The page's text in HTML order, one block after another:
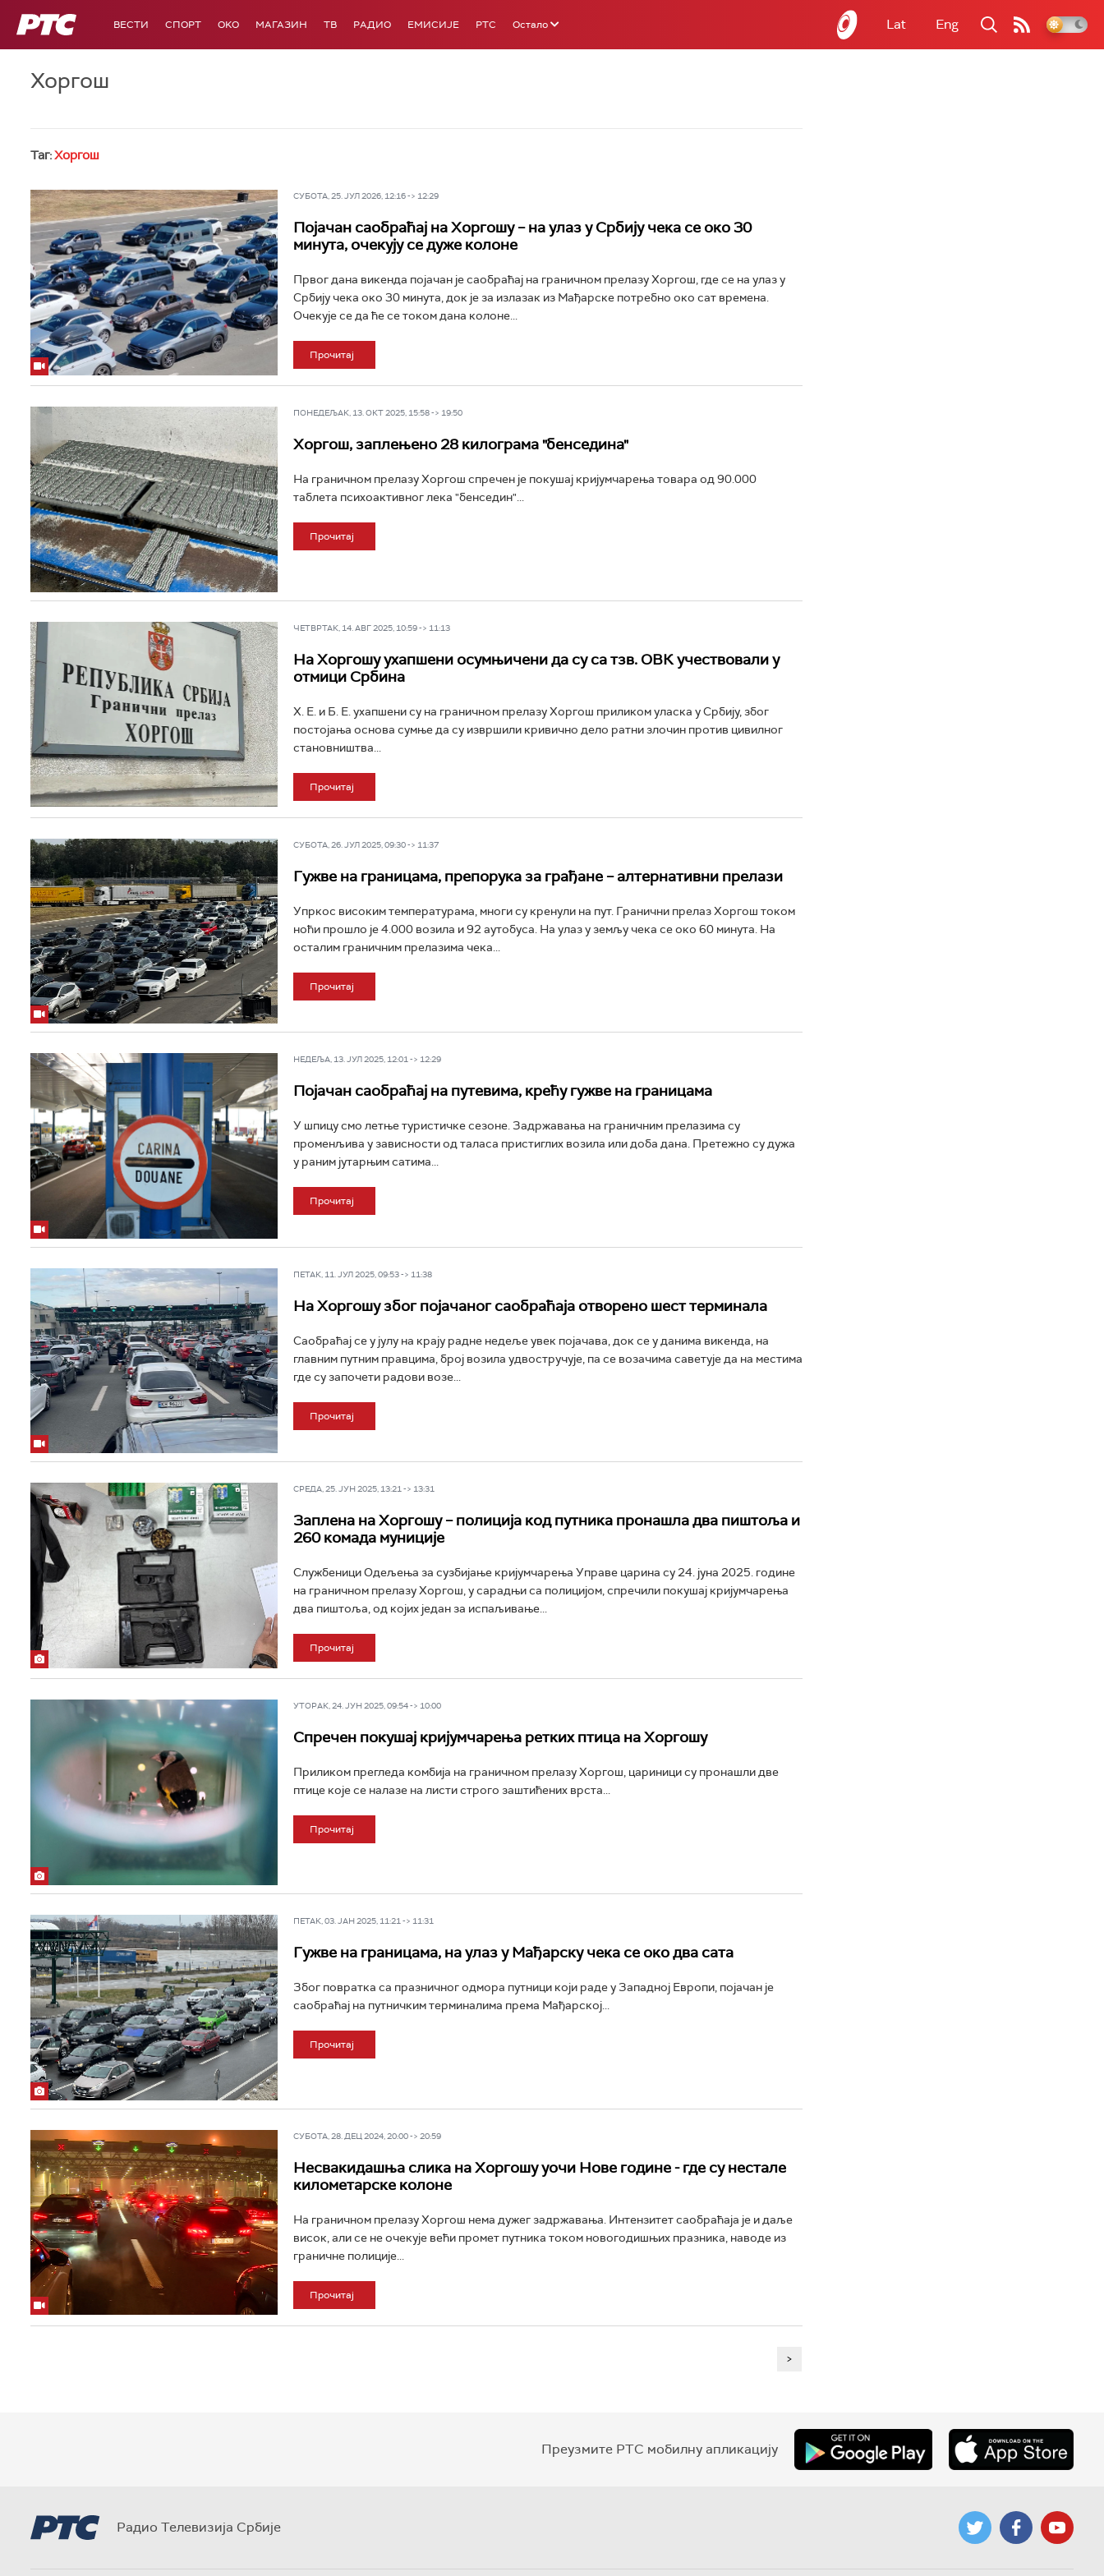
РТС ВЕСТИ СПОРТ OKO МАГАЗИН ТВ РАДИО ЕМИСИЈЕ РТС Остало Lat Eng
Хоргош
Таг:Хоргош
СУБОТА, 25. ЈУЛ 2026, 12:16 -> 12:29
Појачан саобраћај на Хоргошу – на улаз у Србију чека се око 30
минута, очекују се дуже колоне
Првог дана викенда појачан је саобраћај на граничном прелазу Хоргош, где се на улаз у
Србију чека око 30 минута, док је за излазак из Мађарске потребно око сат времена.
Очекује се да ће се током дана колоне...
Прочитај
ПОНЕДЕЉАК, 13. ОКТ 2025, 15:58 -> 19:50
Хоргош, заплењено 28 килограма "бенседина"
На граничном прелазу Хоргош спречен је покушај кријумчарења товара од 90.000
таблета психоактивног лека "бенседин"...
Прочитај
ЧЕТВРТАК, 14. АВГ 2025, 10:59 -> 11:13
На Хоргошу ухапшени осумњичени да су са тзв. ОВК учествовали у
отмици Србина
X. Е. и Б. Е. ухапшени су на граничном прелазу Хоргош приликом уласка у Србију, због
постојања основа сумње да су извршили кривично дело ратни злочин против цивилног
становништва...
Прочитај
СУБОТА, 26. ЈУЛ 2025, 09:30 -> 11:37
Гужве на границама, препорука за грађане – алтернативни прелази
Упркос високим температурама, многи су кренули на пут. Гранични прелаз Хоргош током
ноћи прошло је 4.000 возила и 92 аутобуса. На улаз у земљу чека се око 60 минута. На
осталим граничним прелазима чека...
Прочитај
НЕДЕЉА, 13. ЈУЛ 2025, 12:01 -> 12:29
Појачан саобраћај на путевима, крећу гужве на границама
У шпицу смо летње туристичке сезоне. Задржавања на граничним прелазима су
променљива у зависности од таласа пристиглих возила или доба дана. Претежно су дужа
у раним јутарњим сатима...
Прочитај
ПЕТАК, 11. ЈУЛ 2025, 09:53 -> 11:38
На Хоргошу због појачаног саобраћаја отворено шест терминала
Саобраћај се у јулу на крају радне недеље увек појачава, док се у данима викенда, на
главним путним правцима, број возила удвостручује, па се возачима саветује да на местима
где су започети радови возе...
Прочитај
СРЕДА, 25. ЈУН 2025, 13:21 -> 13:31
Заплена на Хоргошу – полиција код путника пронашла два пиштоља и
260 комада муниције
Службеници Одељења за сузбијање кријумчарења Управе царина су 24. јуна 2025. године
на граничном прелазу Хоргош, у сарадњи са полицијом, спречили покушај кријумчарења
два пиштоља, од којих један за испаљивање...
Прочитај
УТОРАК, 24. ЈУН 2025, 09:54 -> 10:00
Спречен покушај кријумчарења ретких птица на Хоргошу
Приликом прегледа комбија на граничном прелазу Хоргош, цариници су пронашли две
птице које се налазе на листи строго заштићених врста...
Прочитај
ПЕТАК, 03. ЈАН 2025, 11:21 -> 11:31
Гужве на границама, на улаз у Мађарску чека се око два сата
Због повратка са празничног одмора путници који раде у Западној Европи, појачан је
саобраћај на путничким терминалима према Мађарској...
Прочитај
СУБОТА, 28. ДЕЦ 2024, 20:00 -> 20:59
Несвакидашња слика на Хоргошу уочи Нове године - где су нестале
километарске колоне
На граничном прелазу Хоргош нема дужег задржавања. Интензитет саобраћаја је и даље
висок, али се не очекује већи промет путника током новогодишњих празника, наводе из
граничне полиције...
Прочитај
>
Преузмите РТС мобилну апликацију
Радио Телевизија Србије